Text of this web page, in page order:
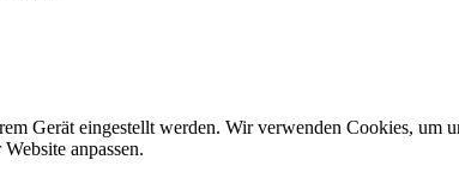
Gerät eingestellt werden. Wir verwenden Cookies, um
anpassen.